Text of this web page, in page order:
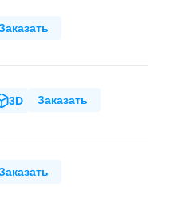
3D Заказать